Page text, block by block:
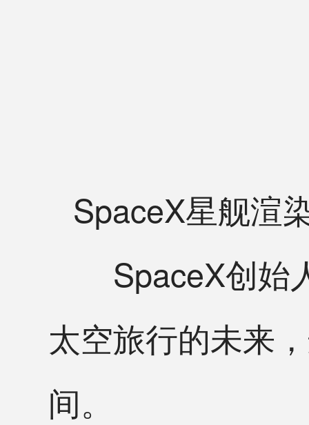
SpaceX星舰渲
SpaceX创始人
太空旅行的未来
间。